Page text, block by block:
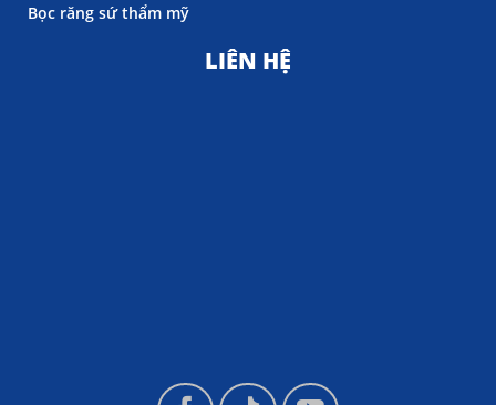
Bọc răng sứ thẩm mỹ
LIÊN HỆ